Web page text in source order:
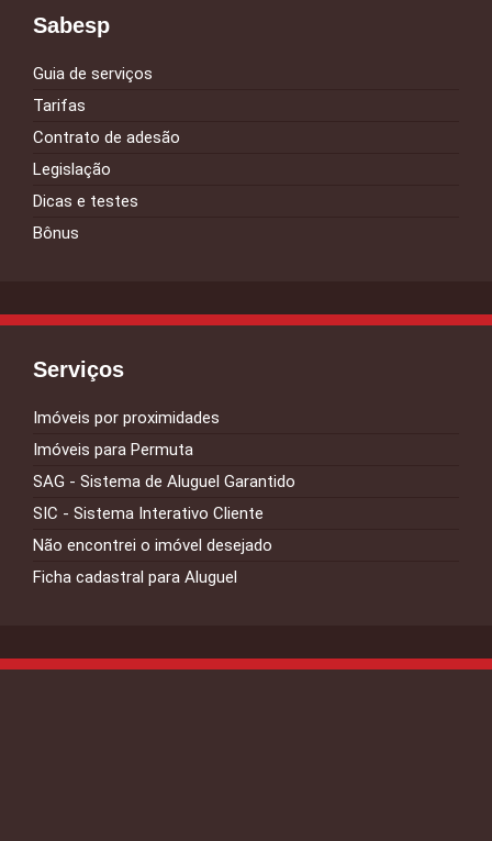
Sabesp
Guia de serviços
Tarifas
Contrato de adesão
Legislação
Dicas e testes
Bônus
Serviços
Imóveis por proximidades
Imóveis para Permuta
SAG - Sistema de Aluguel Garantido
SIC - Sistema Interativo Cliente
Não encontrei o imóvel desejado
Ficha cadastral para Aluguel